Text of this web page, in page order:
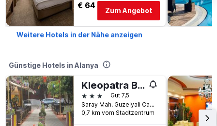
€ 64
Zum Angebot
Weitere Hotels in der Nähe anzeigen
Günstige Hotels in Alanya
Kleopatra Bavyera Hotel.
3 SterneGut 7,5
Saray Mah. Guzelyali Cad., Bebek Sok. No.1, Alanya, Türkei
0,7 km vom Stadtzentrum